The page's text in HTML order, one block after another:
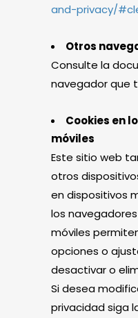
and-privacy/
Otros
Consulte la
navegador que
Cookies en
móviles
Este sitio web
otros
en dispositivos
los
móviles
opciones o
desactivar o
Si desea
privacidad siga